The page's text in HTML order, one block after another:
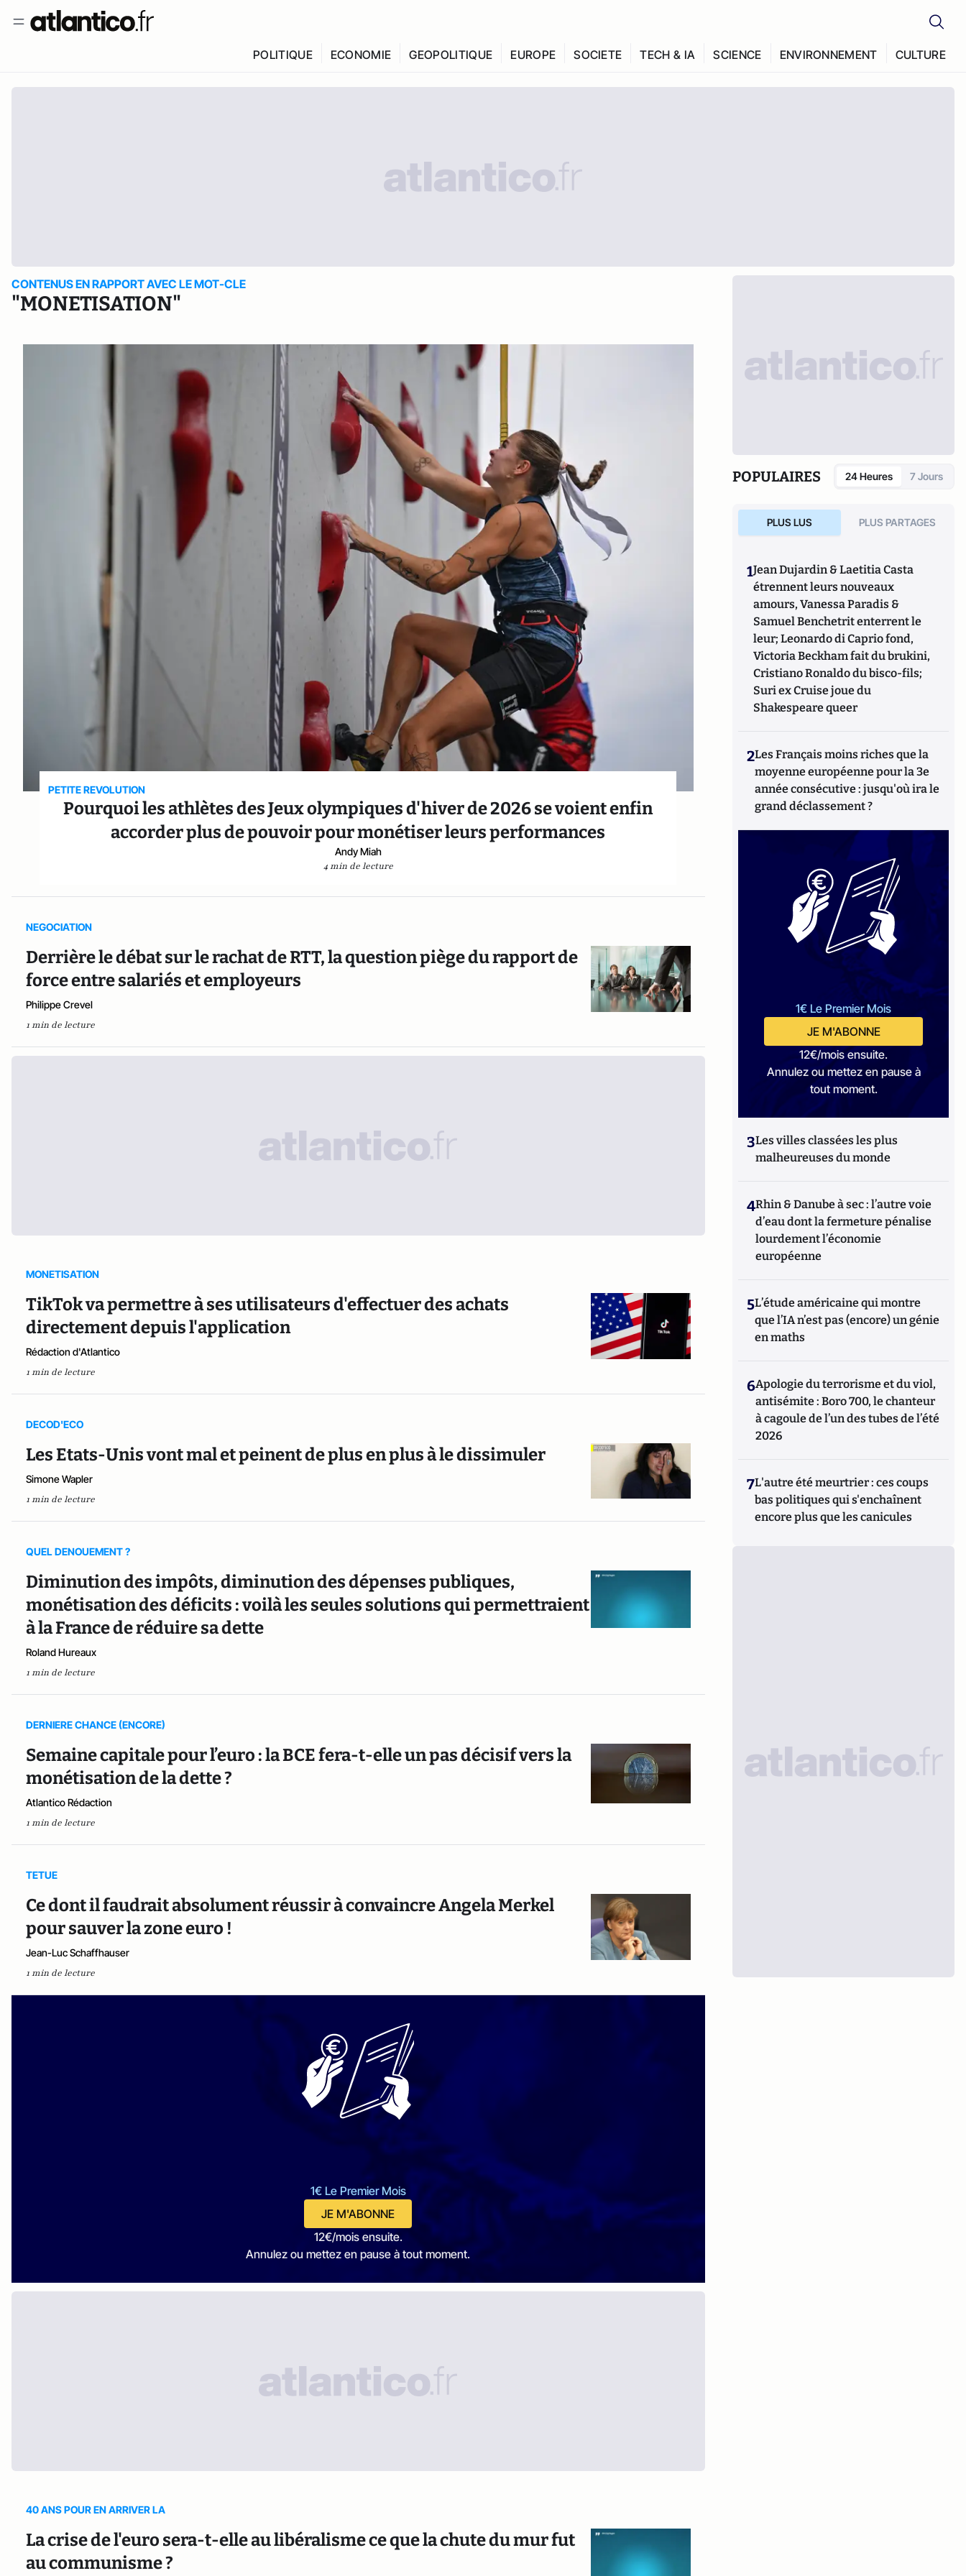
POLITIQUE ECONOMIE GEOPOLITIQUE EUROPE SOCIETE TECH & IA SCIENCE ENVIRONNEMENT CULTURE
CONTENUS EN RAPPORT AVEC LE MOT-CLE
"MONETISATION"
PETITE REVOLUTION
Pourquoi les athlètes des Jeux olympiques d'hiver de 2026 se voient enfin
accorder plus de pouvoir pour monétiser leurs performances
Andy Miah
4 min de lecture
NEGOCIATION
Derrière le débat sur le rachat de RTT, la question piège du rapport de
force entre salariés et employeurs
Philippe Crevel
1 min de lecture
MONETISATION
TikTok va permettre à ses utilisateurs d'effectuer des achats
directement depuis l'application
Rédaction d'Atlantico
1 min de lecture
DECOD'ECO
Les Etats-Unis vont mal et peinent de plus en plus à le dissimuler
Simone Wapler
1 min de lecture
QUEL DENOUEMENT ?
Diminution des impôts, diminution des dépenses publiques,
monétisation des déficits : voilà les seules solutions qui permettraient
à la France de réduire sa dette
Roland Hureaux
1 min de lecture
DERNIERE CHANCE (ENCORE)
Semaine capitale pour l’euro : la BCE fera-t-elle un pas décisif vers la
monétisation de la dette ?
Atlantico Rédaction
1 min de lecture
TETUE
Ce dont il faudrait absolument réussir à convaincre Angela Merkel
pour sauver la zone euro !
Jean-Luc Schaffhauser
1 min de lecture
1€ Le Premier Mois
JE M'ABONNE
12€/mois ensuite.
Annulez ou mettez en pause à tout moment.
40 ANS POUR EN ARRIVER LA
La crise de l'euro sera-t-elle au libéralisme ce que la chute du mur fut
au communisme ?
POPULAIRES 24 Heures 7 Jours
PLUS LUS PLUS PARTAGES
1Jean Dujardin & Laetitia Casta
étrennent leurs nouveaux
amours, Vanessa Paradis &
Samuel Benchetrit enterrent le
leur; Leonardo di Caprio fond,
Victoria Beckham fait du brukini,
Cristiano Ronaldo du bisco-fils;
Suri ex Cruise joue du
Shakespeare queer
2Les Français moins riches que la
moyenne européenne pour la 3e
année consécutive : jusqu'où ira le
grand déclassement ?
1€ Le Premier Mois
JE M'ABONNE
12€/mois ensuite.
Annulez ou mettez en pause à
tout moment.
3Les villes classées les plus
malheureuses du monde
4Rhin & Danube à sec : l’autre voie
d’eau dont la fermeture pénalise
lourdement l’économie
européenne
5L’étude américaine qui montre
que l’IA n’est pas (encore) un génie
en maths
6Apologie du terrorisme et du viol,
antisémite : Boro 700, le chanteur
à cagoule de l’un des tubes de l’été
2026
7L'autre été meurtrier : ces coups
bas politiques qui s'enchaînent
encore plus que les canicules